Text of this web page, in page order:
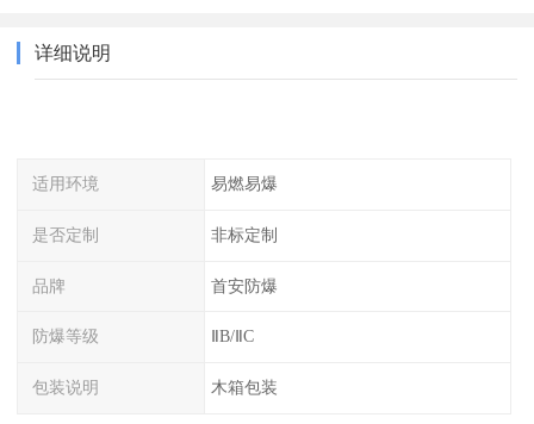
详细说明
适用环境 易燃易爆
是否定制 非标定制
品牌 首安防爆
防爆等级 ⅡB/ⅡC
包装说明 木箱包装